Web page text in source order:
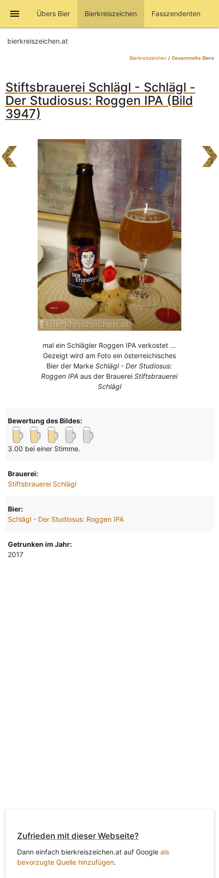
menu Übers Bier Bierkreiszeichen Fasszendenten
bierkreiszeichen.at
Bierkreiszeichen / Gesammelte Biere
Stiftsbrauerei Schlägl - Schlägl -
Der Studiosus: Roggen IPA (Bild
3947)
mal ein Schlägler Roggen IPA verkostet ...
Gezeigt wird am Foto ein österreichisches
Bier der MarkeSchlägl - Der Studiosus:
Roggen IPA aus der BrauereiStiftsbrauerei
Schlägl
Bewertung des Bildes:
3.00 bei einer Stimme.
Brauerei:
Stiftsbrauerei Schlägl
Bier:
Schlägl - Der Studiosus: Roggen IPA
Getrunken im Jahr:
2017
Zufrieden mit dieser Webseite?
Dann einfach bierkreiszeichen.at auf Google als
bevorzugte Quelle hinzufügen.